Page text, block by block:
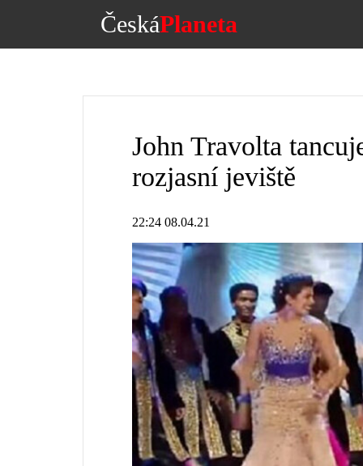
ČeskáPlaneta
John Travolta
rozjasní jeviště
22:24 08.04.21